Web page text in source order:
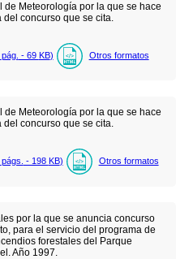
de Meteorología por la que se hace
concurso que se cita.
pág. - 69 KB) Otros formatos
de Meteorología por la que se hace
concurso que se cita.
págs. - 198 KB) Otros formatos
por la que se anuncia concurso
para el servicio del programa de
forestales del Parque
Año 1997.